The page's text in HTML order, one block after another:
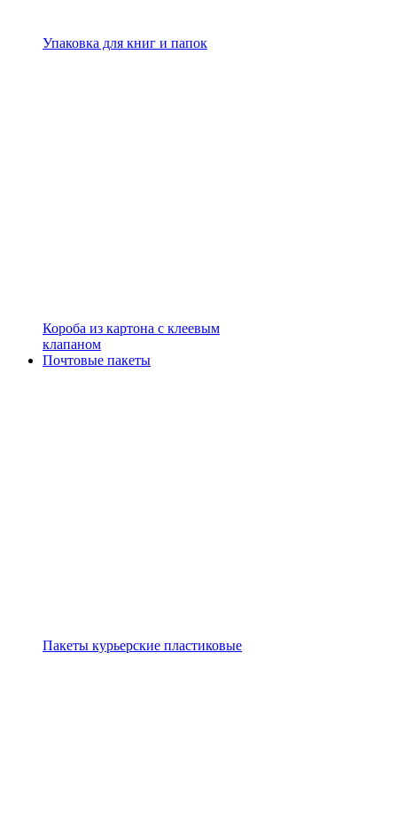
Упаковка для книг и папок
Короба из картона с клеевым
клапаном
Почтовые пакеты
Пакеты курьерские пластиковые